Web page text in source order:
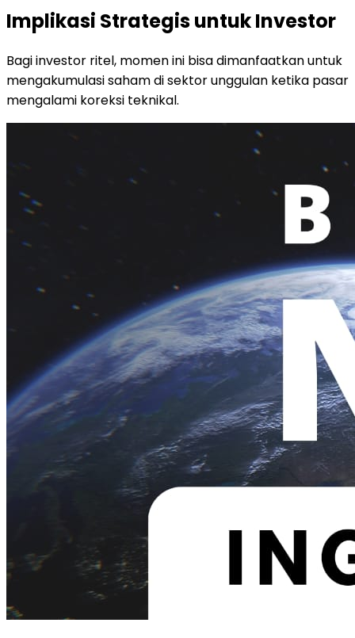
Implikasi Strategis untuk Investor
Bagi investor ritel, momen ini bisa dimanfaatkan untuk
mengakumulasi saham di sektor unggulan ketika pasar
mengalami koreksi teknikal.